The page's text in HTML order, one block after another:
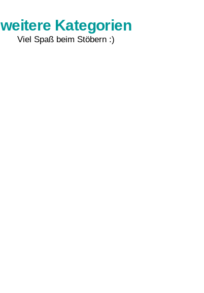
weitere Kategorien
Viel Spaß beim Stöbern :)